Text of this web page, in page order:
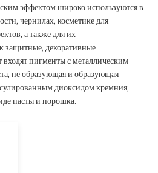
эффектом широко используются в
чернилах, косметике для
а также для их
защитные, декоративные
пигменты с металлическим
не образующая и образующая
диоксидом кремния,
пасты и порошка.